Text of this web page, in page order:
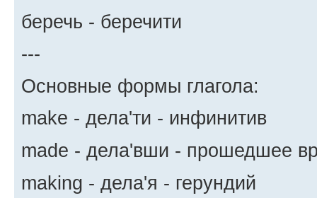
беречь - беречити
---
Основные формы глагола:
make - дела'ти - инфинитив
made - дела'вши - прошедшее
making - дела'я - герундий